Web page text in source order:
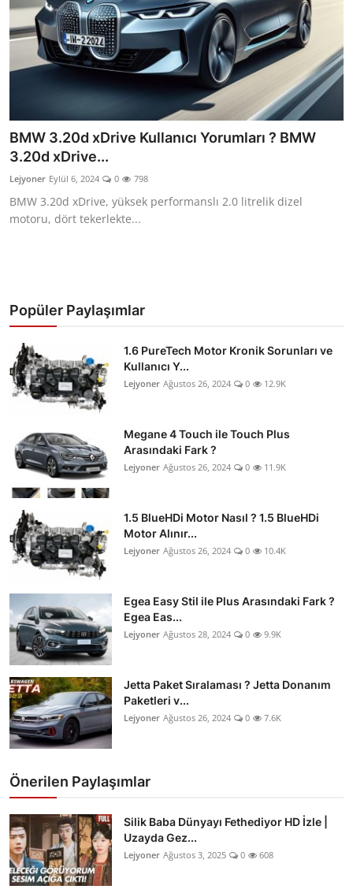
BMW 3.20d xDrive Kullanıcı Yorumları ? BMW
3.20d xDrive...
Lejyoner Eylül 6, 2024 0 798
BMW 3.20d xDrive, yüksek performanslı 2.0 litrelik dizel
motoru, dört tekerlekte...
Popüler Paylaşımlar
1.6 PureTech Motor Kronik Sorunları ve
Kullanıcı Y...
Lejyoner Ağustos 26, 2024 0 12.9K
Megane 4 Touch ile Touch Plus
Arasındaki Fark ?
Lejyoner Ağustos 26, 2024 0 11.9K
1.5 BlueHDi Motor Nasıl ? 1.5 BlueHDi
Motor Alınır...
Lejyoner Ağustos 26, 2024 0 10.4K
Egea Easy Stil ile Plus Arasındaki Fark ?
Egea Eas...
Lejyoner Ağustos 28, 2024 0 9.9K
Jetta Paket Sıralaması ? Jetta Donanım
Paketleri v...
Lejyoner Ağustos 26, 2024 0 7.6K
Önerilen Paylaşımlar
Silik Baba Dünyayı Fethediyor HD İzle |
Uzayda Gez...
Lejyoner Ağustos 3, 2025 0 608